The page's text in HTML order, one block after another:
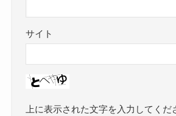
サイト
上に表示された文字を入力してくだ